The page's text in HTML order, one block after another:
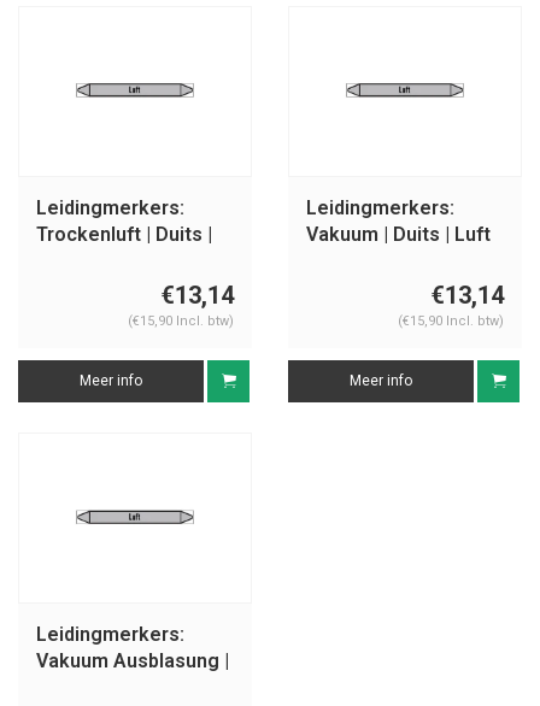
Leidingmerkers:
Trockenluft | Duits |
€13,14
(€15,90 Incl. btw)
Meer info
Leidingmerkers:
Vakuum | Duits | Luft
€13,14
(€15,90 Incl. btw)
Meer info
Leidingmerkers:
Vakuum Ausblasung |